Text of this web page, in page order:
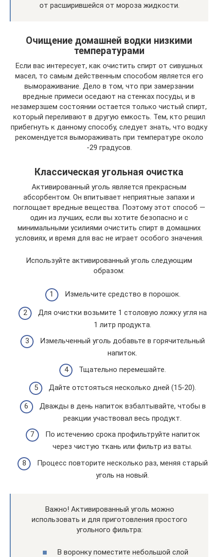
от расширившейся от мороза жидкости.
Очищение домашней водки низкими
температурами
Если вас интересует, как очистить спирт от сивушных
масел, то самым действенным способом является его
вымораживание. Дело в том, что при замерзании
вредные примеси оседают на стенках посуды, и в
незамерзшем состоянии остается только чистый спирт,
который переливают в другую емкость. Тем, кто решил
прибегнуть к данному способу, следует знать, что водку
рекомендуется вымораживать при температуре около
-29 градусов.
Классическая угольная очистка
Активированный уголь является прекрасным
абсорбентом. Он впитывает неприятные запахи и
поглощает вредные вещества. Поэтому этот способ —
один из лучших, если вы хотите безопасно и с
минимальными усилиями очистить спирт в домашних
условиях, и время для вас не играет особого значения.
Используйте активированный уголь следующим
образом:
Измельчите средство в порошок.
Для очистки возьмите 1 столовую ложку угля на
1 литр продукта.
Измельченный уголь добавьте в горячительный
напиток.
Тщательно перемешайте.
Дайте отстояться несколько дней (15-20).
Дважды в день напиток взбалтывайте, чтобы в
реакции участвовал весь продукт.
По истечению срока профильтруйте напиток
через чистую ткань или фильтр из ваты.
Процесс повторите несколько раз, меняя старый
уголь на новый.
Важно! Активированный уголь можно
использовать и для приготовления простого
угольного фильтра:
В воронку поместите небольшой слой